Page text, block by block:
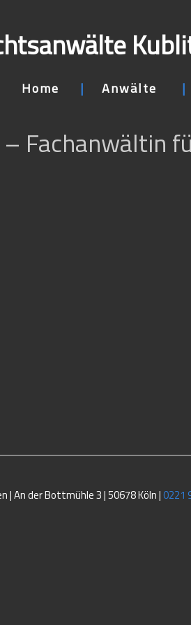
Home Anwälte
Fachanwältin
| An der Bottmühle 3 | 50678 Köln |0221